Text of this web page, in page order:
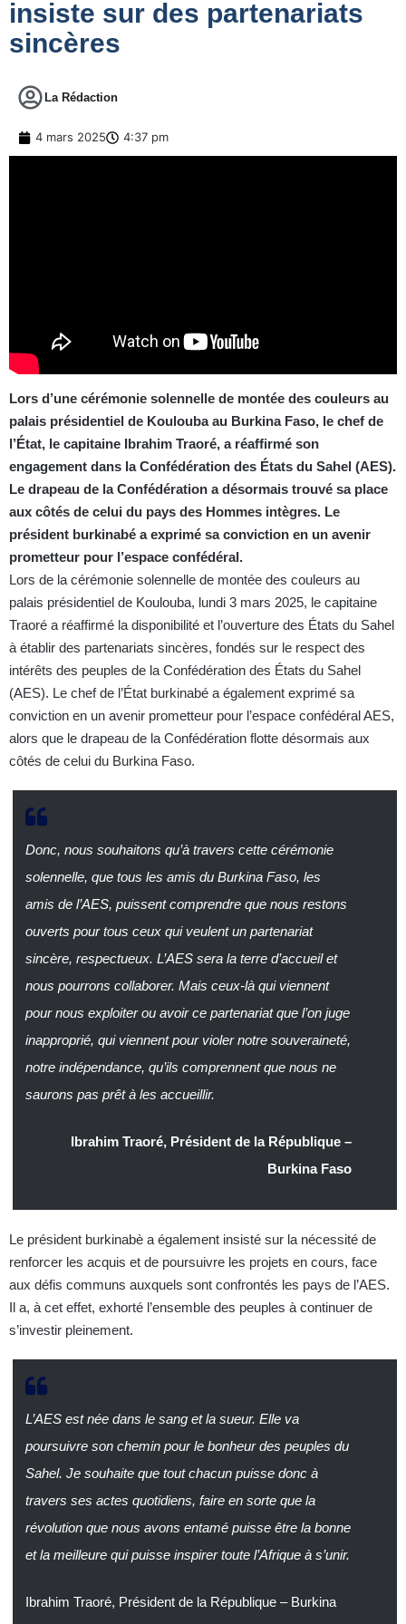
insiste sur des partenariats
sincères
La Rédaction
4 mars 2025 4:37 pm
Lors d’une cérémonie solennelle de montée des couleurs au
palais présidentiel de Koulouba au Burkina Faso, le chef de
l’État, le capitaine Ibrahim Traoré, a réaffirmé son
engagement dans la Confédération des États du Sahel (AES).
Le drapeau de la Confédération a désormais trouvé sa place
aux côtés de celui du pays des Hommes intègres. Le
président burkinabé a exprimé sa conviction en un avenir
prometteur pour l’espace confédéral.
Lors de la cérémonie solennelle de montée des couleurs au
palais présidentiel de Koulouba, lundi 3 mars 2025, le capitaine
Traoré a réaffirmé la disponibilité et l’ouverture des États du Sahel
à établir des partenariats sincères, fondés sur le respect des
intérêts des peuples de la Confédération des États du Sahel
(AES). Le chef de l’État burkinabé a également exprimé sa
conviction en un avenir prometteur pour l’espace confédéral AES,
alors que le drapeau de la Confédération flotte désormais aux
côtés de celui du Burkina Faso.
Donc, nous souhaitons qu’à travers cette cérémonie
solennelle, que tous les amis du Burkina Faso, les
amis de l’AES, puissent comprendre que nous restons
ouverts pour tous ceux qui veulent un partenariat
sincère, respectueux. L’AES sera la terre d’accueil et
nous pourrons collaborer. Mais ceux-là qui viennent
pour nous exploiter ou avoir ce partenariat que l’on juge
inapproprié, qui viennent pour violer notre souveraineté,
notre indépendance, qu’ils comprennent que nous ne
saurons pas prêt à les accueillir.
Ibrahim Traoré, Président de la République –
Burkina Faso
Le président burkinabè a également insisté sur la nécessité de
renforcer les acquis et de poursuivre les projets en cours, face
aux défis communs auxquels sont confrontés les pays de l’AES.
Il a, à cet effet, exhorté l’ensemble des peuples à continuer de
s’investir pleinement.
L’AES est née dans le sang et la sueur. Elle va
poursuivre son chemin pour le bonheur des peuples du
Sahel. Je souhaite que tout chacun puisse donc à
travers ses actes quotidiens, faire en sorte que la
révolution que nous avons entamé puisse être la bonne
et la meilleure qui puisse inspirer toute l’Afrique à s’unir.
Ibrahim Traoré, Président de la République – Burkina